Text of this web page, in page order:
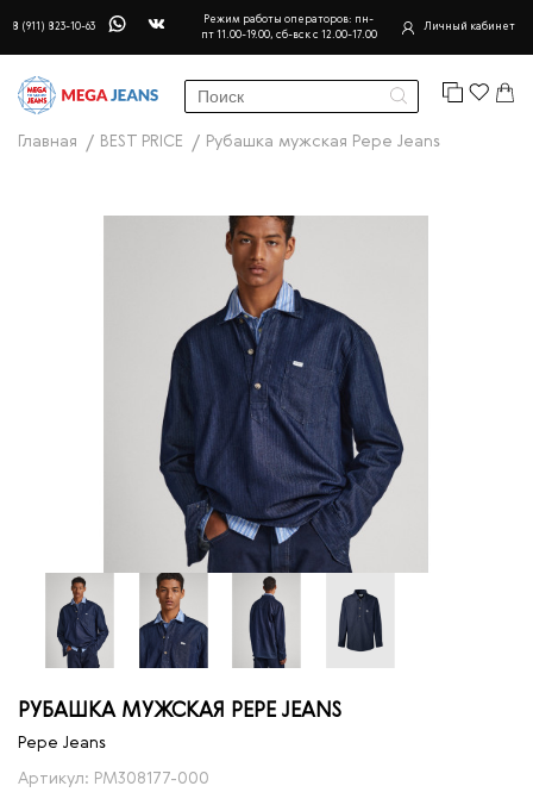
8 (911) 823-10-63
Режим работы операторов: пн-
пт 11.00-19.00, сб-вск с 12.00-17.00
Личный кабинет
Главная BEST PRICE Рубашка мужская Pepe Jeans
РУБАШКА МУЖСКАЯ PEPE JEANS
Pepe Jeans
Артикул: PM308177-000